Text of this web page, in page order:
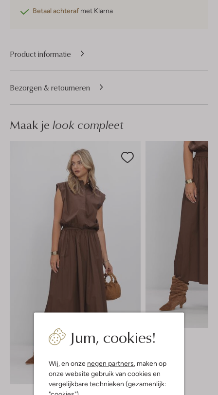
Jum, cookies!
Wij, en onze negen partners , maken op
onze website gebruik van cookies en
vergelijkbare technieken (gezamenlijk:
Betaal achteraf met Klarna
Product informatie
Bezorgen & retourneren
Maak je look compleet
Ontdek de look